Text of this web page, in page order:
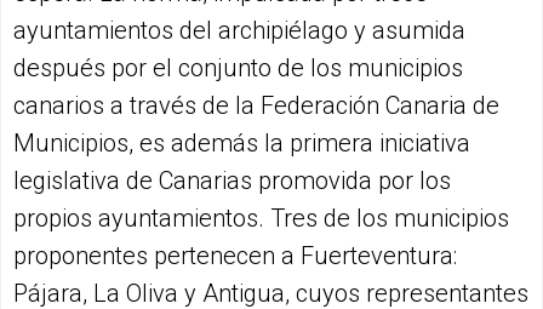
ayuntamientos del archipiélago y asumida
después por el conjunto de los municipios
canarios a través de la Federación Canaria de
Municipios, es además la primera iniciativa
legislativa de Canarias promovida por los
propios ayuntamientos. Tres de los municipios
proponentes pertenecen a Fuerteventura:
Pájara, La Oliva y Antigua, cuyos representantes